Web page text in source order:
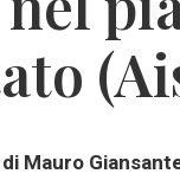
di Mauro